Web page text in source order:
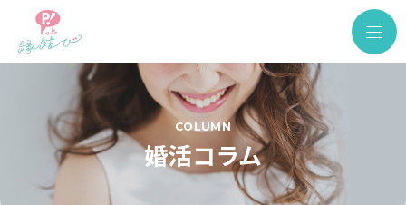
COLUMN
婚活コラム